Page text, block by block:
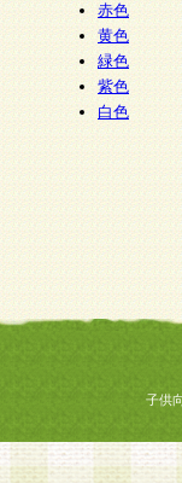
きする個人情報
だいたものと考え
報の提供を希望
たしません が、
ス等をご利用い
。
客様から当社が
止等を求められた
場合に限り、法
。なお、開示 請
、本規約等を承諾
承認した者、グ
する場合は会員
赤色
黄色
緑色
紫色
白色
子供